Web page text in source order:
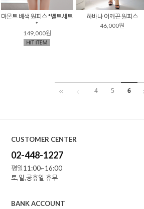
마몬트 배색 원피스 *벨트세트
*
149,000원
하바나 어깨끈 원피스
46,000원
4 5 6
CUSTOMER CENTER
02-448-1227
평일11:00~16:00
토,일,공휴일 휴무
BANK ACCOUNT